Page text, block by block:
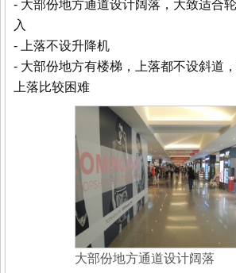
- 大部份地方通道设计阔落，大致适合
入
- 上落不设升降机
- 大部份地方有楼梯，上落都不设斜道
上落比较困难
大部份地方通道设计阔落